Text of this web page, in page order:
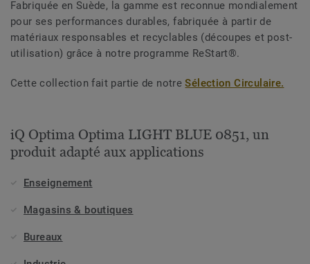
Fabriquée en Suède, la gamme est reconnue mondialement
pour ses performances durables, fabriquée à partir de
matériaux responsables et recyclables (découpes et post-
utilisation) grâce à notre programme ReStart®.
Cette collection fait partie de notreSélection Circulaire.
iQ Optima Optima LIGHT BLUE 0851, un
produit adapté aux applications
Enseignement
Magasins & boutiques
Bureaux